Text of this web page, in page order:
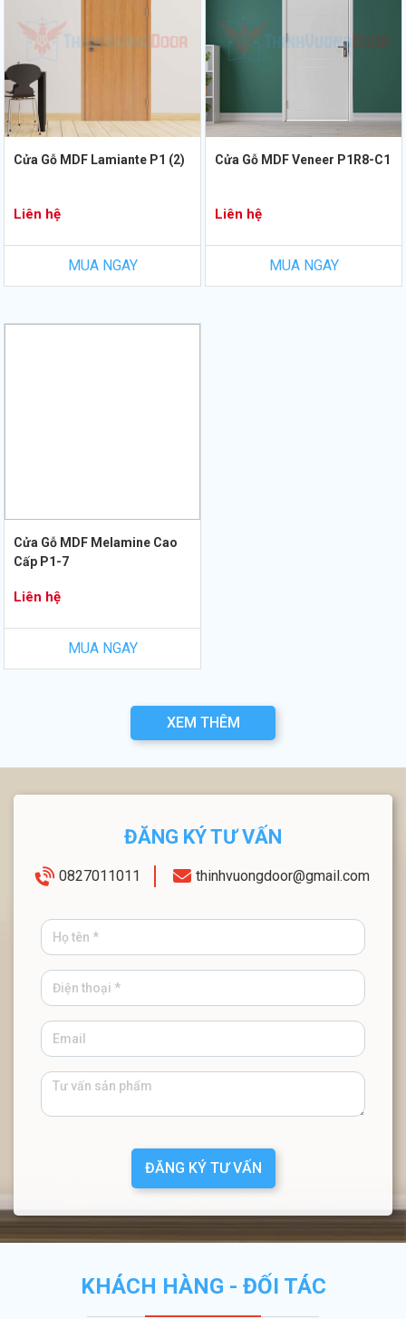
Cửa Gỗ MDF Lamiante P1 (2)
Liên hệ
MUA NGAY
Cửa Gỗ MDF Veneer P1R8-C1
Liên hệ
MUA NGAY
Cửa Gỗ MDF Melamine Cao
Cấp P1-7
Liên hệ
MUA NGAY
XEM THÊM
ĐĂNG KÝ TƯ VẤN
0827011011 thinhvuongdoor@gmail.com
ĐĂNG KÝ TƯ VẤN
KHÁCH HÀNG - ĐỐI TÁC